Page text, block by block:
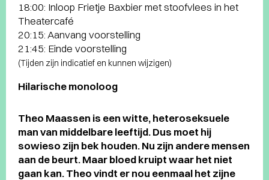
18:00: Inloop Frietje Baxbier met stoofvlees in het
Theatercafé
20:15: Aanvang voorstelling
21:45: Einde voorstelling
(Tijden zijn indicatief en kunnen wijzigen)
Hilarische monoloog
Theo Maassen is een witte, heteroseksuele
man van middelbare leeftijd. Dus moet hij
sowieso zijn bek houden. Nu zijn andere mensen
aan de beurt. Maar bloed kruipt waar het niet
gaan kan. Theo vindt er nou eenmaal het zijne